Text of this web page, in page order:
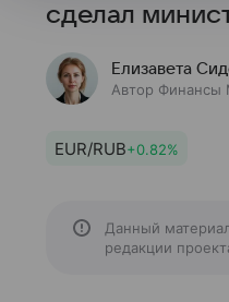
сделал
Елизавета
Автор Финансы
EUR/RUB+0.82%
Данный
редакции